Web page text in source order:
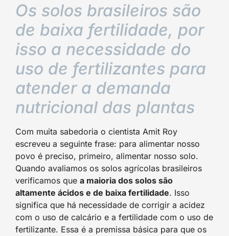
Os solos brasileiros são
de baixa fertilidade, por
isso a necessidade do
uso de fertilizantes para
atender a demanda
nutricional das plantas
Com muita sabedoria o cientista Amit Roy
escreveu a seguinte frase: para alimentar nosso
povo é preciso, primeiro, alimentar nosso solo.
Quando avaliamos os solos agrícolas brasileiros
verificamos que a maioria dos solos são
altamente ácidos e de baixa fertilidade. Isso
significa que há necessidade de corrigir a acidez
com o uso de calcário e a fertilidade com o uso de
fertilizante. Essa é a premissa básica para que os